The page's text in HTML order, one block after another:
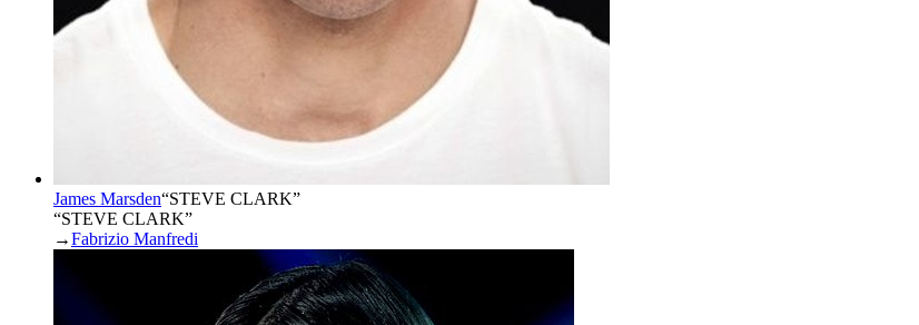
James Marsden“STEVE CLARK”
“STEVE CLARK”
→Fabrizio Manfredi